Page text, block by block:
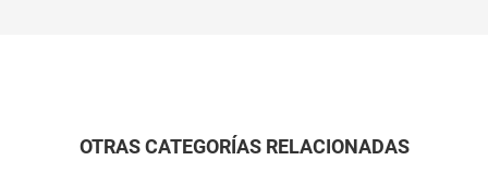
OTRAS CATEGORÍAS RELACIONADAS